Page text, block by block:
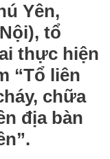
Yên,
tổ
thực hiện
“Tổ liên
chữa
địa bàn